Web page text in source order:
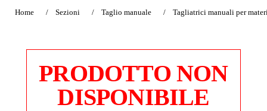
Home Sezioni Taglio manuale Tagliatrici manuali per
PRODOTTO NON
DISPONIBILE